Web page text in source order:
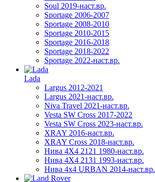
Soul 2019-наст.вр.
Sportage 2006-2007
Sportage 2008-2010
Sportage 2010-2015
Sportage 2016-2018
Sportage 2018-2022
Sportage 2022-наст.вр.
Lada
Largus 2012-2021
Largus 2021-наст.вр.
Niva Travel 2021-наст.вр.
Vesta SW Cross 2017-2022
Vesta SW Cross 2023-наст.вр.
XRAY 2016-наст.вр.
XRAY Cross 2018-наст.вр.
Нива 4X4 2121 1980-наст.вр.
Нива 4X4 2131 1993-наст.вр.
Нива 4х4 URBAN 2014-наст.вр.